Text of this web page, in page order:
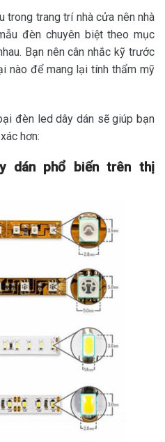
trong trang trí nhà cửa nên nhà
đèn chuyên biệt theo mục
Bạn nên cân nhắc kỹ trước
nào để mang lại tính thẩm mỹ
đèn led dây dán sẽ giúp bạn
hơn:
dán phổ biến trên thị